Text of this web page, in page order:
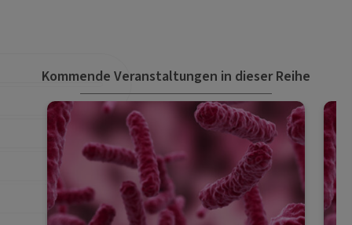
Kommende Veranstaltungen in dieser Reihe